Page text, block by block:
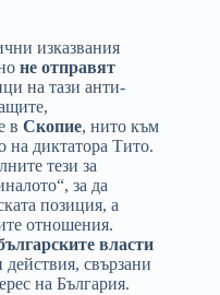
изказвания
не отправят
на тази анти-
в Скопие, нито към
на диктатора Тито.
тези за
за да
позиция, а
отношения.
власти
свързани
на България.